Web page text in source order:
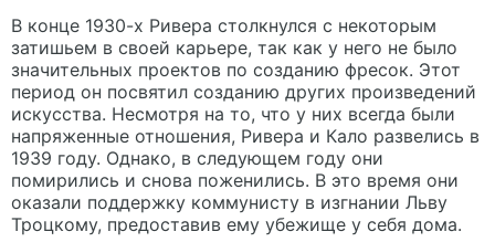
В конце 1930-х Ривера столкнулся с некоторым
затишьем в своей карьере, так как у него не было
значительных проектов по созданию фресок. Этот
период он посвятил созданию других произведений
искусства. Несмотря на то, что у них всегда были
напряженные отношения, Ривера и Кало развелись в
1939 году. Однако, в следующем году они
помирились и снова поженились. В это время они
оказали поддержку коммунисту в изгнании Льву
Троцкому, предоставив ему убежище у себя дома.